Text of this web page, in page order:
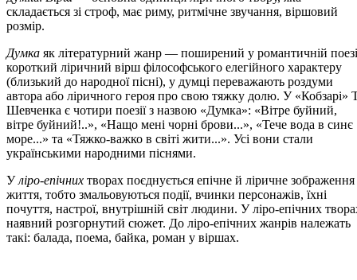
складається зі строф, має риму, ритмічне звучання, віршовий
розмір.
Думка як літературний жанр — поширений у романтичній
короткий ліричний вірш філософського елегійного характеру
(близький до народної пісні), у думці переважають роздуми
автора або ліричного героя про свою тяжку долю. У «Кобзарі»
Шевченка є чотири поезії з назвою «Думка»: «Вітре буйний,
вітре буйний!..», «Нащо мені чорні брови...», «Тече вода в синє
море...» та «Тяжко-важко в світі жити...». Усі вони стали
українськими народними піснями.
Уліро-епічних творах поєднується епічне й ліричне зображення
життя, тобто змальовуються події, вчинки персонажів, їхні
почуття, настрої, внутрішній світ людини. У ліро-епічних
наявний розгорнутий сюжет. До ліро-епічних жанрів належать
такі: балада, поема, байка, роман у віршах.